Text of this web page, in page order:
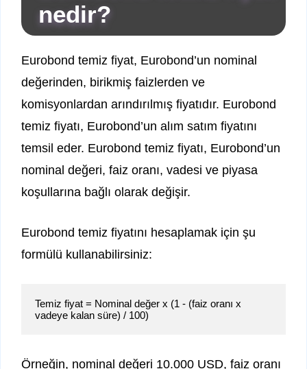
nedir?
Eurobond temiz fiyat, Eurobond’un nominal
değerinden, birikmiş faizlerden ve
komisyonlardan arındırılmış fiyatıdır. Eurobond
temiz fiyatı, Eurobond’un alım satım fiyatını
temsil eder. Eurobond temiz fiyatı, Eurobond’un
nominal değeri, faiz oranı, vadesi ve piyasa
koşullarına bağlı olarak değişir.
Eurobond temiz fiyatını hesaplamak için şu
formülü kullanabilirsiniz:
Temiz fiyat = Nominal değer x (1 - (faiz oranı x
Örneğin, nominal değeri 10.000 USD, faiz oranı